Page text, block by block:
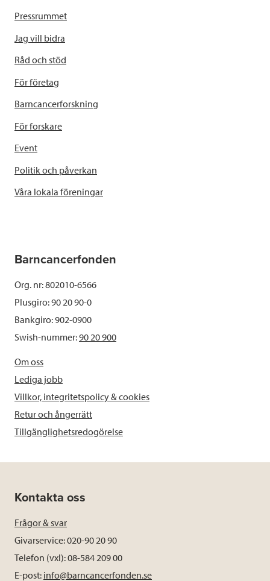
Pressrummet
Jag vill bidra
Råd och stöd
För företag
Barncancerforskning
För forskare
Event
Politik och påverkan
Våra lokala föreningar
Barncancerfonden
Org. nr: 802010-6566
Plusgiro: 90 20 90-0
Bankgiro: 902-0900
Swish-nummer:90 20 900
Om oss
Lediga jobb
Villkor, integritetspolicy & cookies
Retur och ångerrätt
Tillgänglighetsredogörelse
Kontakta oss
Frågor & svar
Givarservice: 020-90 20 90
Telefon (vxl): 08-584 209 00
E-post: info@barncancerfonden.se